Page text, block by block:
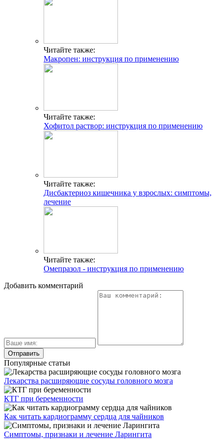
Читайте также:
Макропен: инструкция по применению
Читайте также:
Хофитол раствор: инструкция по применению
Читайте также:
Дисбактериоз кишечника у взрослых: симптомы,
лечение
Читайте также:
Омепразол - инструкция по применению
Добавить комментарий
Популярные статьи
Лекарства расширяющие сосуды головного мозга
КТГ при беременности
Как читать кардиограмму сердца для чайников
Симптомы, признаки и лечение Ларингита